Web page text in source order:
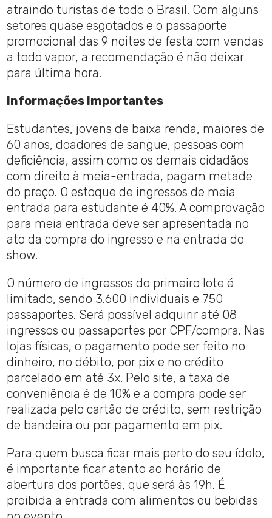
atraindo turistas de todo o Brasil. Com alguns
setores quase esgotados e o passaporte
promocional das 9 noites de festa com vendas
a todo vapor, a recomendação é não deixar
para última hora.
Informações Importantes
Estudantes, jovens de baixa renda, maiores de
60 anos, doadores de sangue, pessoas com
deficiência, assim como os demais cidadãos
com direito à meia-entrada, pagam metade
do preço. O estoque de ingressos de meia
entrada para estudante é 40%. A comprovação
para meia entrada deve ser apresentada no
ato da compra do ingresso e na entrada do
show.
O número de ingressos do primeiro lote é
limitado, sendo 3.600 individuais e 750
passaportes. Será possível adquirir até 08
ingressos ou passaportes por CPF/compra. Nas
lojas físicas, o pagamento pode ser feito no
dinheiro, no débito, por pix e no crédito
parcelado em até 3x. Pelo site, a taxa de
conveniência é de 10% e a compra pode ser
realizada pelo cartão de crédito, sem restrição
de bandeira ou por pagamento em pix.
Para quem busca ficar mais perto do seu ídolo,
é importante ficar atento ao horário de
abertura dos portões, que será às 19h. É
proibida a entrada com alimentos ou bebidas